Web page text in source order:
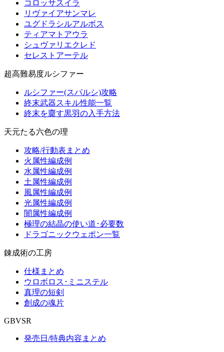
コロッサスイラ
リヴァイアサンマレ
ユグドラシルアルボス
ティアマトアウラ
シュヴァリエクレド
セレストアーテル
超高難易度ルシファー
ルシファー(スパルシ)攻略
終末武器スキル性能一覧
終末を齎す黒羽の入手方法
天元たる六色の理
攻略/行動表まとめ
火属性編成例
水属性編成例
土属性編成例
風属性編成例
光属性編成例
闇属性編成例
極理の結晶の使い道･必要数
ドラゴニックウェポン一覧
錬成術の工房
仕様まとめ
ウロボロス･ミニステル
真理の短剣
創成の魂片
GBVSR
発売日/特典内容まとめ